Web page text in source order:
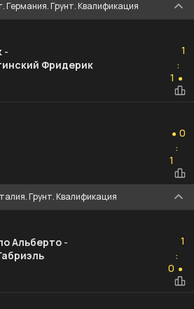
Германия. Грунт. Квалификация
-
Фридерик
1
:
1 ●
● 0
:
1
Грунт. Квалификация
Альберто -
1
:
0 ●